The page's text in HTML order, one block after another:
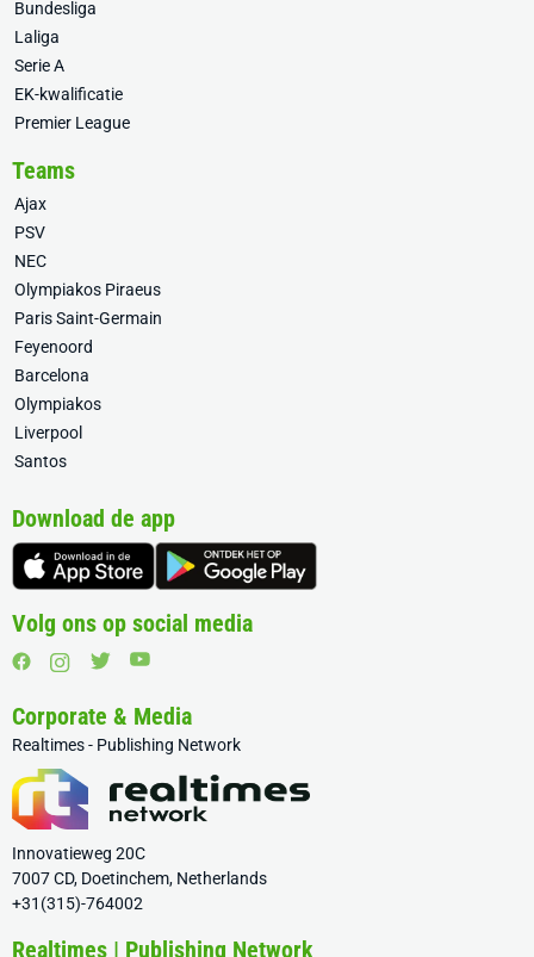
Bundesliga
Laliga
Serie A
EK-kwalificatie
Premier League
Teams
Ajax
PSV
NEC
Olympiakos Piraeus
Paris Saint-Germain
Feyenoord
Barcelona
Olympiakos
Liverpool
Santos
Download de app
Volg ons op social media
Corporate & Media
Realtimes - Publishing Network
Innovatieweg 20C
7007 CD, Doetinchem, Netherlands
+31(315)-764002
Realtimes | Publishing Network